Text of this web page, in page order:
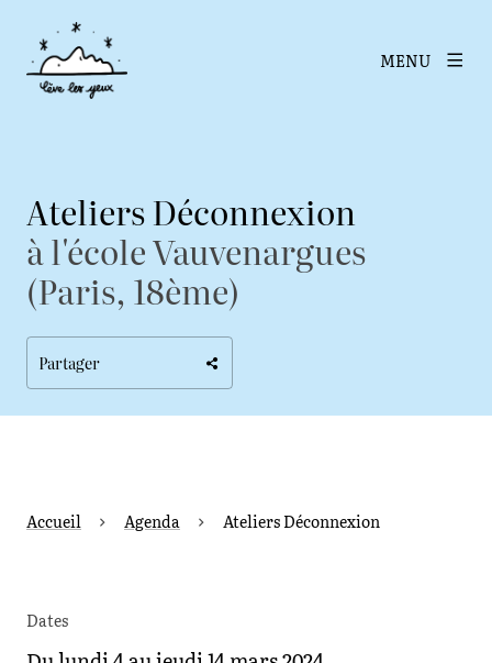
MENU
Ateliers Déconnexion
à l'école Vauvenargues
(Paris, 18ème)
Partager
Accueil Agenda Ateliers Déconnexion
Dates